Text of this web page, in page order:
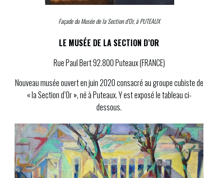
Façade du Musée de la Section d’Or, à PUTEAUX
LE MUSÉE DE LA SECTION D’OR
Rue Paul Bert 92.800 Puteaux (FRANCE)
Nouveau musée ouvert en juin 2020 consacré au groupe cubiste de
« la Section d’Or », né à Puteaux. Y est exposé le tableau ci-
dessous.